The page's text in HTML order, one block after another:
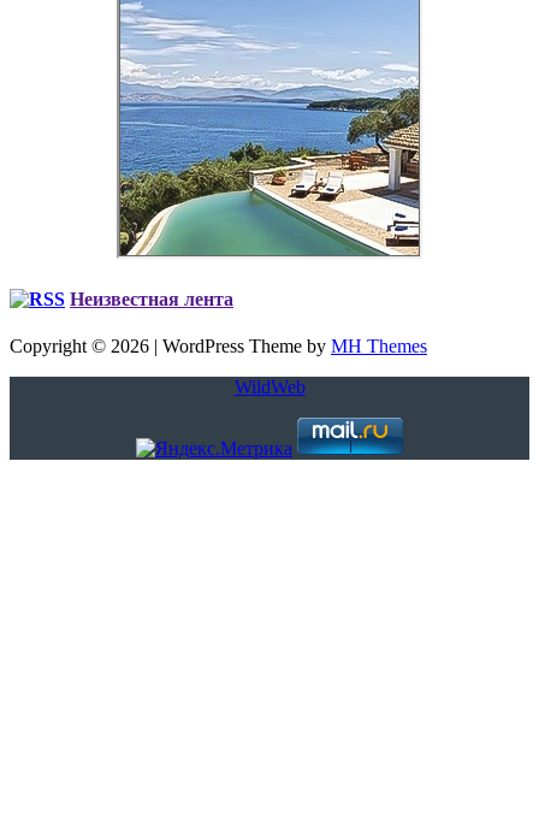
Неизвестная лента
Copyright © 2026 | WordPress Theme by MH Themes
WildWeb